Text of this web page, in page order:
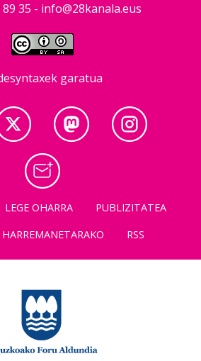
35 - info@28kanala.eus
garatua
LEGE OHARRA
PUBLIZITATEA
HARREMANETARAKO RSS